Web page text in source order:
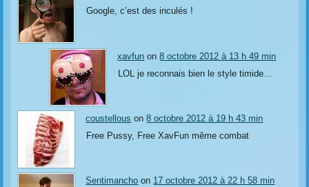
Google, c’est des inculés !
xavfun on8 octobre 2012 à 13 h 49 min
LOL je reconnais bien le style timide…
coustellous on8 octobre 2012 à 19 h 43 min
Free Pussy, Free XavFun même combat
Sentimancho on 17 octobre 2012 à 22 h 58 min